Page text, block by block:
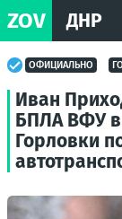
ZOV ДНР
ОФИЦИАЛЬНО
Иван
БПЛА ВФУ в
Горловки